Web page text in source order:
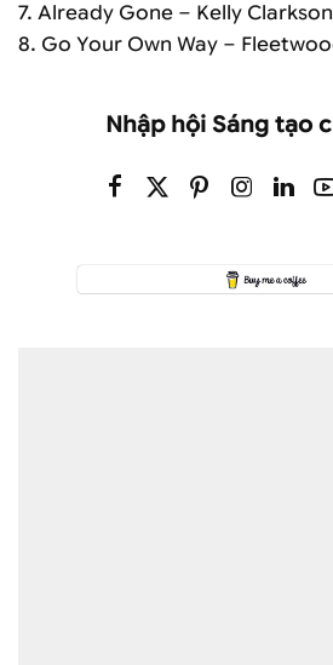
7. Already Gone – Kelly Clarkson
8. Go Your Own Way –
Nhập hội Sáng tạo